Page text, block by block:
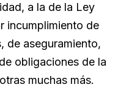
a la de la Ley
incumplimiento de
de aseguramiento,
obligaciones de la
muchas más.